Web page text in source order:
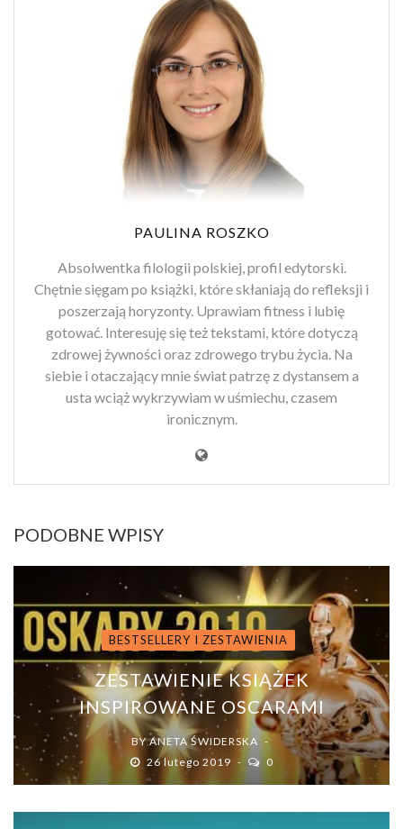
PAULINA ROSZKO
Absolwentka filologii polskiej, profil edytorski.
Chętnie sięgam po książki, które skłaniają do refleksji i
poszerzają horyzonty. Uprawiam fitness i lubię
gotować. Interesuję się też tekstami, które dotyczą
zdrowej żywności oraz zdrowego trybu życia. Na
siebie i otaczający mnie świat patrzę z dystansem a
usta wciąż wykrzywiam w uśmiechu, czasem
ironicznym.
PODOBNE WPISY
BESTSELLERY I ZESTAWIENIA
ZESTAWIENIE KSIĄŻEK
INSPIROWANE OSCARAMI
BYANETA ŚWIDERSKA
26 lutego 2019
0